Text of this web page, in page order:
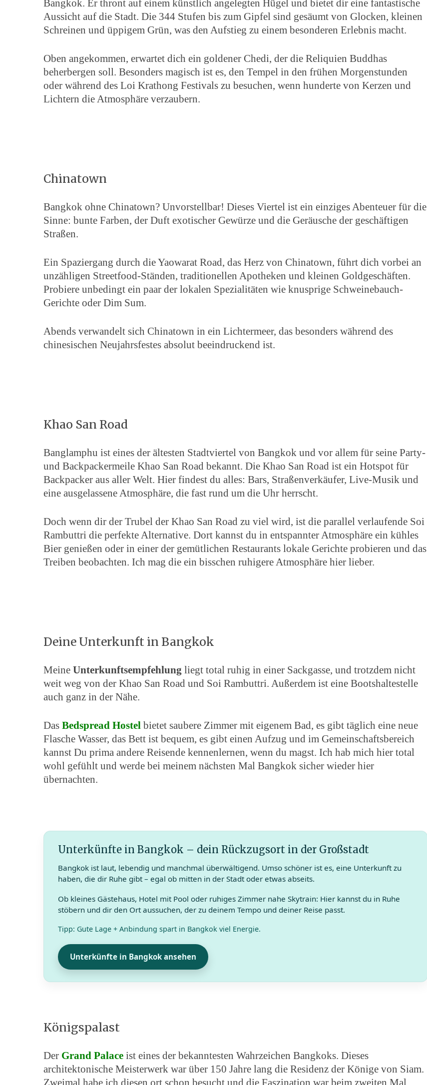
Bangkok. Er thront auf einem künstlich angelegten Hügel und bietet dir eine fantastische
Aussicht auf die Stadt. Die 344 Stufen bis zum Gipfel sind gesäumt von Glocken, kleinen
Schreinen und üppigem Grün, was den Aufstieg zu einem besonderen Erlebnis macht.
Oben angekommen, erwartet dich ein goldener Chedi, der die Reliquien Buddhas
beherbergen soll. Besonders magisch ist es, den Tempel in den frühen Morgenstunden
oder während des Loi Krathong Festivals zu besuchen, wenn hunderte von Kerzen und
Lichtern die Atmosphäre verzaubern.
Chinatown
Bangkok ohne Chinatown? Unvorstellbar! Dieses Viertel ist ein einziges Abenteuer für die
Sinne: bunte Farben, der Duft exotischer Gewürze und die Geräusche der geschäftigen
Straßen.
Ein Spaziergang durch die Yaowarat Road, das Herz von Chinatown, führt dich vorbei an
unzähligen Streetfood-Ständen, traditionellen Apotheken und kleinen Goldgeschäften.
Probiere unbedingt ein paar der lokalen Spezialitäten wie knusprige Schweinebauch-
Gerichte oder Dim Sum.
Abends verwandelt sich Chinatown in ein Lichtermeer, das besonders während des
chinesischen Neujahrsfestes absolut beeindruckend ist.
Khao San Road
Banglamphu ist eines der ältesten Stadtviertel von Bangkok und vor allem für seine Party-
und Backpackermeile Khao San Road bekannt. Die Khao San Road ist ein Hotspot für
Backpacker aus aller Welt. Hier findest du alles: Bars, Straßenverkäufer, Live-Musik und
eine ausgelassene Atmosphäre, die fast rund um die Uhr herrscht.
Doch wenn dir der Trubel der Khao San Road zu viel wird, ist die parallel verlaufende Soi
Rambuttri die perfekte Alternative. Dort kannst du in entspannter Atmosphäre ein kühles
Bier genießen oder in einer der gemütlichen Restaurants lokale Gerichte probieren und das
Treiben beobachten. Ich mag die ein bisschen ruhigere Atmosphäre hier lieber.
Deine Unterkunft in Bangkok
Meine Unterkunftsempfehlung liegt total ruhig in einer Sackgasse, und trotzdem nicht
weit weg von der Khao San Road und Soi Rambuttri. Außerdem ist eine Bootshaltestelle
auch ganz in der Nähe.
Das Bedspread Hostel bietet saubere Zimmer mit eigenem Bad, es gibt täglich eine neue
Flasche Wasser, das Bett ist bequem, es gibt einen Aufzug und im Gemeinschaftsbereich
kannst Du prima andere Reisende kennenlernen, wenn du magst. Ich hab mich hier total
wohl gefühlt und werde bei meinem nächsten Mal Bangkok sicher wieder hier
übernachten.
Unterkünfte in Bangkok – dein Rückzugsort in der Großstadt
Bangkok ist laut, lebendig und manchmal überwältigend. Umso schöner ist es, eine Unterkunft zu
haben, die dir Ruhe gibt – egal ob mitten in der Stadt oder etwas abseits.
Ob kleines Gästehaus, Hotel mit Pool oder ruhiges Zimmer nahe Skytrain: Hier kannst du in Ruhe
stöbern und dir den Ort aussuchen, der zu deinem Tempo und deiner Reise passt.
Tipp: Gute Lage + Anbindung spart in Bangkok viel Energie.
Unterkünfte in Bangkok ansehen
Königspalast
Der Grand Palace ist eines der bekanntesten Wahrzeichen Bangkoks. Dieses
architektonische Meisterwerk war über 150 Jahre lang die Residenz der Könige von Siam.
Zweimal habe ich diesen ort schon besucht und die Faszination war beim zweiten Mal